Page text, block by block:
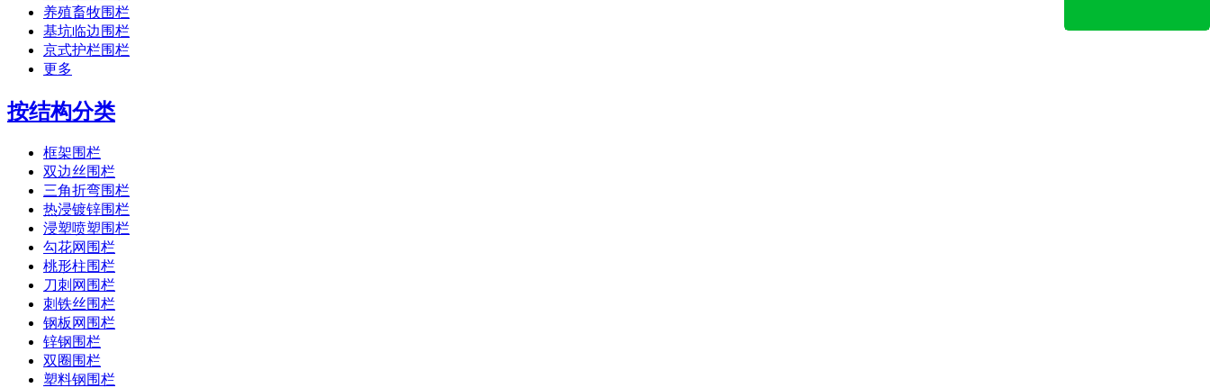
养殖畜牧围栏
基坑临边围栏
京式护栏围栏
更多
按结构分类
框架围栏
双边丝围栏
三角折弯围栏
热浸镀锌围栏
浸塑喷塑围栏
勾花网围栏
桃形柱围栏
刀刺网围栏
刺铁丝围栏
钢板网围栏
锌钢围栏
双圈围栏
塑料钢围栏